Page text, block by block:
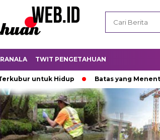
TWIT PENGETAHUAN
untuk Hidup Batas yang Menentukan